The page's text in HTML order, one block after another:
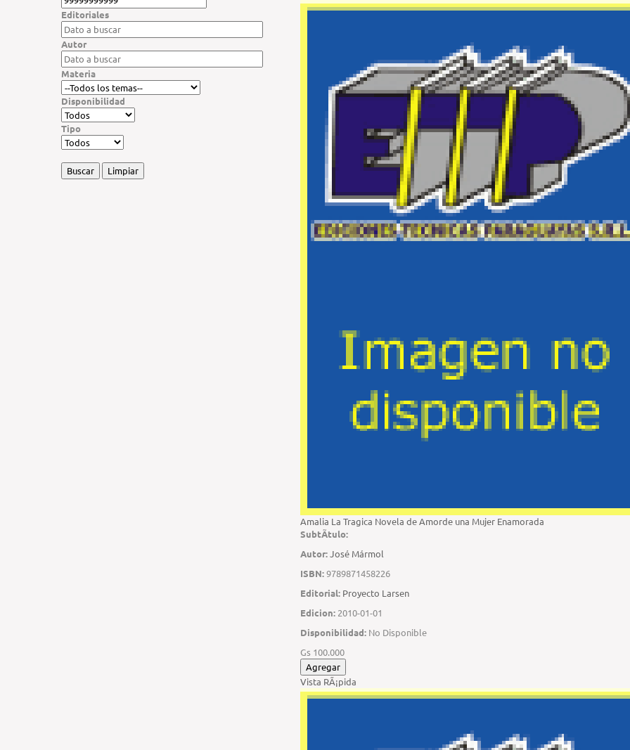
Editoriales
Autor
Materia
Disponibilidad
Tipo
Buscar
Amalia La Tragica Novela de Amorde una Mujer Enamorada
SubtÃ­tulo:
Autor:José Mármol
ISBN:9789871458226
Editorial: Proyecto Larsen
Edicion: 2010-01-01
Disponibilidad: No Disponible
Gs 100.000
Agregar
Vista RÃ¡pida